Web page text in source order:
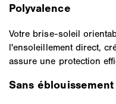
Polyvalence
Votre brise-soleil
l'ensoleillement direct,
assure une protection
Sans éblouissement